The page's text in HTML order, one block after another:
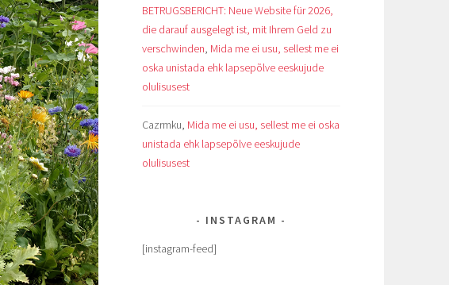
BETRUGSBERICHT: Neue Website für 2026,
die darauf ausgelegt ist, mit Ihrem Geld zu
verschwinden, Mida me ei usu, sellest me ei
oska unistada ehk lapsepõlve eeskujude
olulisusest
Cazrmku, Mida me ei usu, sellest me ei oska
unistada ehk lapsepõlve eeskujude
olulisusest
INSTAGRAM
[instagram-feed]